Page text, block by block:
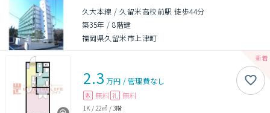
久大本線 / 久留米高校前駅 徒歩44分
築35年 /8階建
福岡県久留米市上津町
2.3 万円 /管理費なし
敷 無料 礼 無料
1K / 22㎡ /3階